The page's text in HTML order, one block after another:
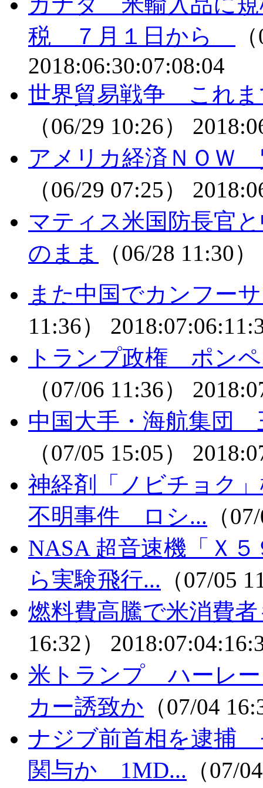
税 ７月１日から
2018:06:30:07:08:04
世界貿易戦争 これ
（06/29 10:26）
アメリカ経済ＮＯＷ
（06/29 07:25）
マティス米国防長官
のまま
（06/28 11:30）
また中国でカンフー
11:36）
トランプ政権 ポン
（07/06 11:36）
中国大手・海航集団
（07/05 15:05）
神経剤「ノビチョク
不明事件 ロシ... （
NASA 超音速機「Ｘ
ら実験飛行... （07/05
燃料費高騰で米消費
16:32）
米トランプ ハーレ
カー誘致か （07/04
ナジブ前首相を逮捕
関与か 1MD... （07/